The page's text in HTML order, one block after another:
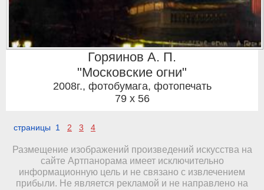
Горяинов А. П.
"Московские огни"
2008г., фотобумага, фотопечать
79 x 56
страницы 1 2 3 4
Размещение изображений произведений искусства на
сайте Артпанорама имеет исключительно
информационную цель и не связано с извлечением
прибыли. Не является рекламой и не направлено на